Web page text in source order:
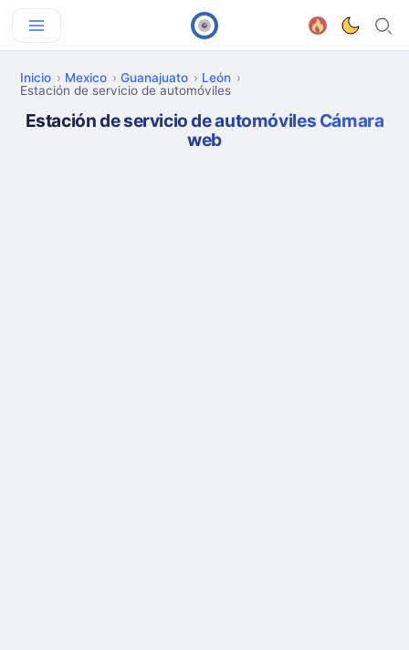
Inicio Mexico Guanajuato
León
Estación de servicio de automóviles
Estación de servicio de automóviles Cámara
web